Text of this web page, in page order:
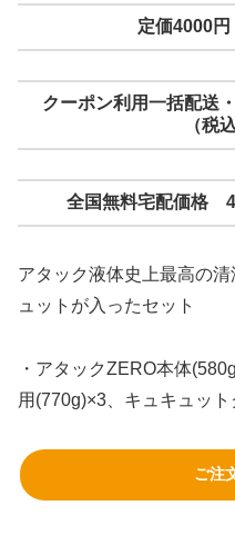
定価4000円
クーポン利用一括配
（税
全国無料宅配価格
アタック液体史上最高の
ュットが入ったセット
・アタックZERO本体
用(770g)×3、キュキュッ
ご注